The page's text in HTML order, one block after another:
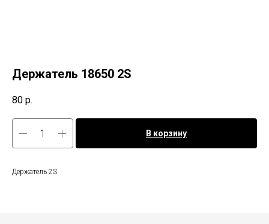
Держатель 18650 2S
80 р.
В корзину
Держатель 2S